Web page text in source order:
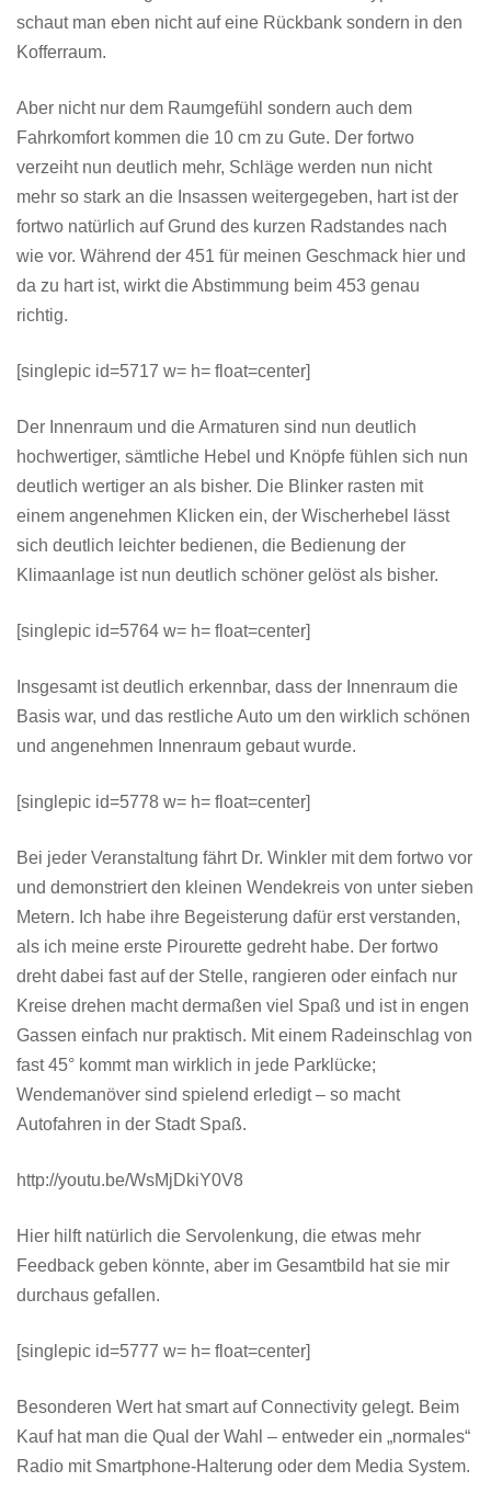
schaut man eben nicht auf eine Rückbank sondern in den
Kofferraum.
Aber nicht nur dem Raumgefühl sondern auch dem
Fahrkomfort kommen die 10 cm zu Gute. Der fortwo
verzeiht nun deutlich mehr, Schläge werden nun nicht
mehr so stark an die Insassen weitergegeben, hart ist der
fortwo natürlich auf Grund des kurzen Radstandes nach
wie vor. Während der 451 für meinen Geschmack hier und
da zu hart ist, wirkt die Abstimmung beim 453 genau
richtig.
[singlepic id=5717 w= h= float=center]
Der Innenraum und die Armaturen sind nun deutlich
hochwertiger, sämtliche Hebel und Knöpfe fühlen sich nun
deutlich wertiger an als bisher. Die Blinker rasten mit
einem angenehmen Klicken ein, der Wischerhebel lässt
sich deutlich leichter bedienen, die Bedienung der
Klimaanlage ist nun deutlich schöner gelöst als bisher.
[singlepic id=5764 w= h= float=center]
Insgesamt ist deutlich erkennbar, dass der Innenraum die
Basis war, und das restliche Auto um den wirklich schönen
und angenehmen Innenraum gebaut wurde.
[singlepic id=5778 w= h= float=center]
Bei jeder Veranstaltung fährt Dr. Winkler mit dem fortwo vor
und demonstriert den kleinen Wendekreis von unter sieben
Metern. Ich habe ihre Begeisterung dafür erst verstanden,
als ich meine erste Pirourette gedreht habe. Der fortwo
dreht dabei fast auf der Stelle, rangieren oder einfach nur
Kreise drehen macht dermaßen viel Spaß und ist in engen
Gassen einfach nur praktisch. Mit einem Radeinschlag von
fast 45° kommt man wirklich in jede Parklücke;
Wendemanöver sind spielend erledigt – so macht
Autofahren in der Stadt Spaß.
http://youtu.be/WsMjDkiY0V8
Hier hilft natürlich die Servolenkung, die etwas mehr
Feedback geben könnte, aber im Gesamtbild hat sie mir
durchaus gefallen.
[singlepic id=5777 w= h= float=center]
Besonderen Wert hat smart auf Connectivity gelegt. Beim
Kauf hat man die Qual der Wahl – entweder ein „normales“
Radio mit Smartphone-Halterung oder dem Media System.